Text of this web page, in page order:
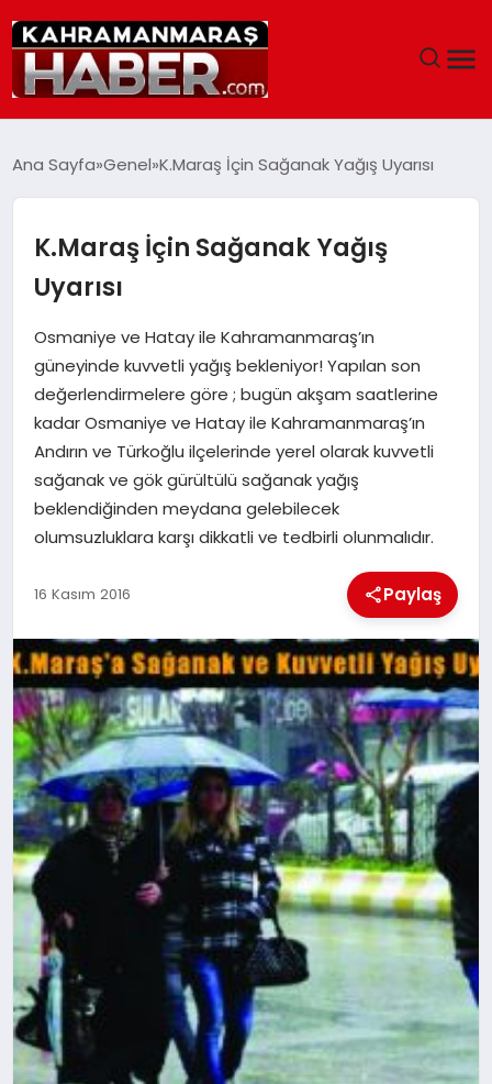
SIYASET
EĞITIM
SAĞLIK
GENEL
SPOR
İLÇE HABERLERI
DÜNYA
İLETIŞIM
YAZARLAR
KÜNYE
Ana Sayfa Genel K.Maraş İçin Sağanak Yağış Uyarısı
K.Maraş İçin Sağanak Yağış
Uyarısı
Osmaniye ve Hatay ile Kahramanmaraş’ın
güneyinde kuvvetli yağış bekleniyor! Yapılan son
değerlendirmelere göre ; bugün akşam saatlerine
kadar Osmaniye ve Hatay ile Kahramanmaraş’ın
Andırın ve Türkoğlu ilçelerinde yerel olarak kuvvetli
sağanak ve gök gürültülü sağanak yağış
beklendiğinden meydana gelebilecek
olumsuzluklara karşı dikkatli ve tedbirli olunmalıdır.
16 Kasım 2016 Paylaş